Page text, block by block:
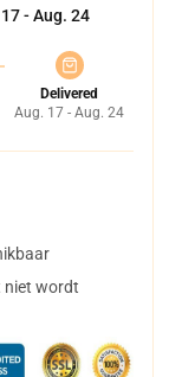
- Aug. 24
Delivered
Aug. 17 - Aug. 24
niet wordt